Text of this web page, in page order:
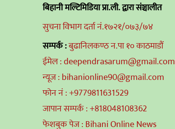
बिहानी मल्टिमिडिया प्रा.ली. द्वारा संञ्चालीत
सुचना विभाग दर्ता नं.१७२१/०७३/७४
सम्पर्क :बुढानिलकण्ठ न.पा १० काठमाडौं
ईमेल : deependrasarum@gmail.com
न्यूज : bihanionline90@gmail.com
फोन नं : +9779811631529
जापान सम्पर्क : +818048108362
फेशबुक पेज : Bihani Online News